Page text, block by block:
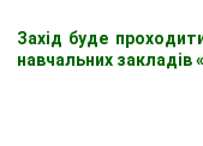
Захід буде
навчальних закладів